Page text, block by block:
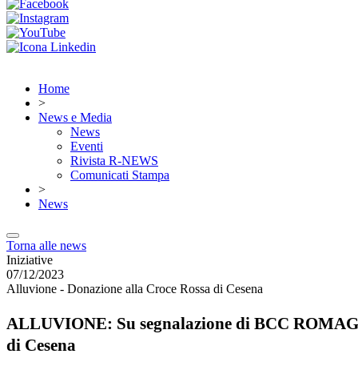
Home
>
News e Media
News
Eventi
Rivista R-NEWS
Comunicati Stampa
>
News
Torna alle news
Iniziative
07/12/2023
Alluvione - Donazione alla Croce Rossa di Cesena
ALLUVIONE: Su segnalazione di BCC
di Cesena